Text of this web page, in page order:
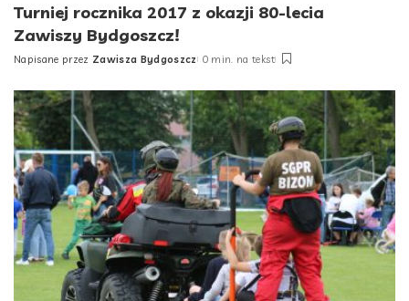
Turniej rocznika 2017 z okazji 80-lecia
Zawiszy Bydgoszcz!
Posted
Napisane przez Zawisza Bydgoszcz 0 min. na tekst